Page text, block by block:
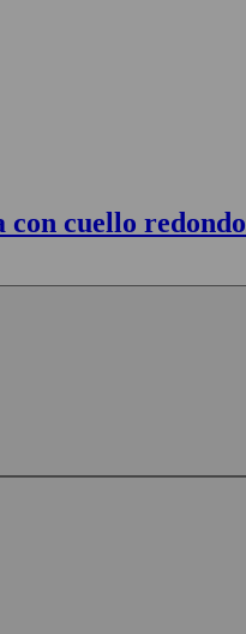
con cuello redondo